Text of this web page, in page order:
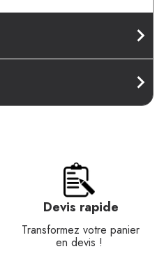
Devis rapide
Transformez votre panier
en devis !